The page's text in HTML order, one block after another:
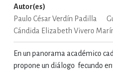
Autor(es)
Paulo César Verdín Padilla
Cándida Elizabeth Vivero
En un panorama académico
propone un diálogo fecundo